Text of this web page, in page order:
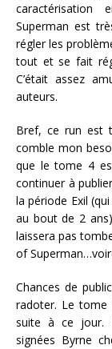
caractérisation
Superman est
régler les
tout et se fait
C’était assez
auteurs.
Bref, ce run est
comble mon
que le tome 4
continuer à
la période Exil
au bout de 2
laissera pas
of
Chances de
radoter. Le
suite à ce jour.
signées Byrne